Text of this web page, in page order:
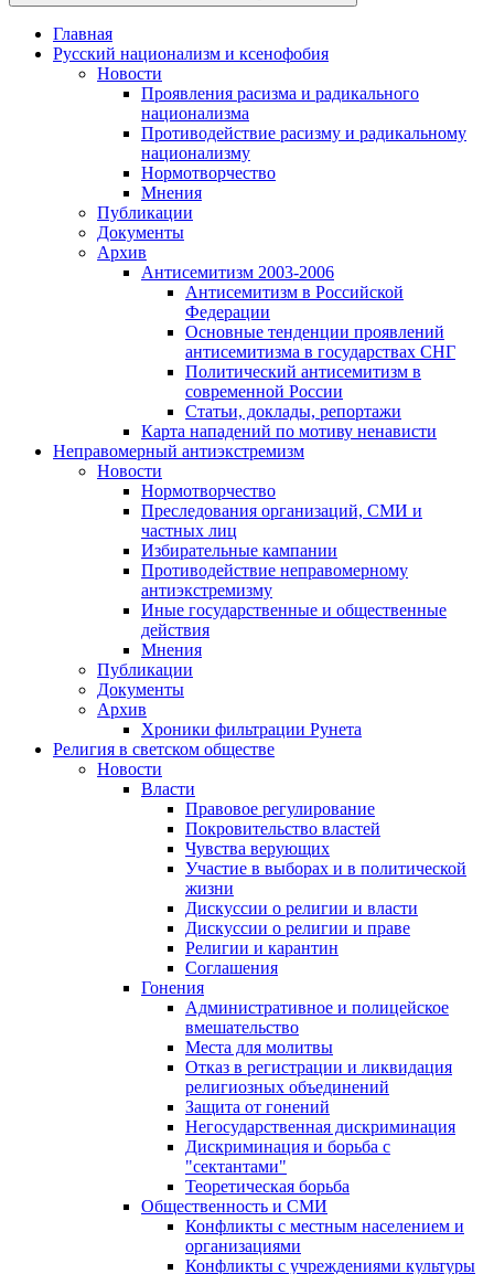
Главная
Русский национализм и ксенофобия
Новости
Проявления расизма и радикального
национализма
Противодействие расизму и радикальному
национализму
Нормотворчество
Мнения
Публикации
Документы
Архив
Антисемитизм 2003-2006
Антисемитизм в Российской
Федерации
Основные тенденции проявлений
антисемитизма в государствах СНГ
Политический антисемитизм в
современной России
Статьи, доклады, репортажи
Карта нападений по мотиву ненависти
Неправомерный антиэкстремизм
Новости
Нормотворчество
Преследования организаций, СМИ и
частных лиц
Избирательные кампании
Противодействие неправомерному
антиэкстремизму
Иные государственные и общественные
действия
Мнения
Публикации
Документы
Архив
Хроники фильтрации Рунета
Религия в светском обществе
Новости
Власти
Правовое регулирование
Покровительство властей
Чувства верующих
Участие в выборах и в политической
жизни
Дискуссии о религии и власти
Дискуссии о религии и праве
Религии и карантин
Соглашения
Гонения
Административное и полицейское
вмешательство
Места для молитвы
Отказ в регистрации и ликвидация
религиозных объединений
Защита от гонений
Негосударственная дискриминация
Дискриминация и борьба с
"сектантами"
Теоретическая борьба
Общественность и СМИ
Конфликты с местным населением и
организациями
Конфликты с учреждениями культуры